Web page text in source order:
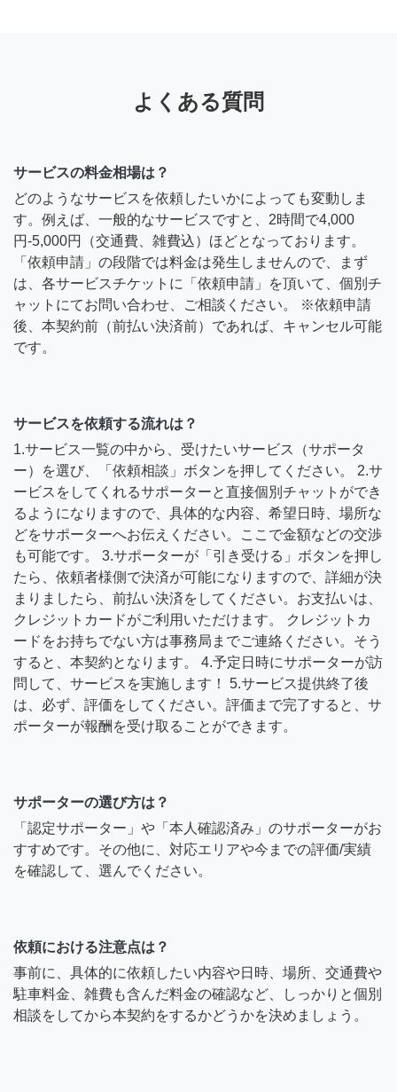
よくある質問
サービスの料金相場は？
どのようなサービスを依頼したいかによっても変動しま
す。例えば、一般的なサービスですと、2時間で4,000
円-5,000円（交通費、雑費込）ほどとなっております。
「依頼申請」の段階では料金は発生しませんので、まず
は、各サービスチケットに「依頼申請」を頂いて、個別チ
ャットにてお問い合わせ、ご相談ください。 ※依頼申請
後、本契約前（前払い決済前）であれば、キャンセル可能
です。
サービスを依頼する流れは？
1.サービス一覧の中から、受けたいサービス（サポータ
ー）を選び、「依頼相談」ボタンを押してください。 2.サ
ービスをしてくれるサポーターと直接個別チャットができ
るようになりますので、具体的な内容、希望日時、場所な
どをサポーターへお伝えください。ここで金額などの交渉
も可能です。 3.サポーターが「引き受ける」ボタンを押し
たら、依頼者様側で決済が可能になりますので、詳細が決
まりましたら、前払い決済をしてください。お支払いは、
クレジットカードがご利用いただけます。 クレジットカ
ードをお持ちでない方は事務局までご連絡ください。そう
すると、本契約となります。 4.予定日時にサポーターが訪
問して、サービスを実施します！ 5.サービス提供終了後
は、必ず、評価をしてください。評価まで完了すると、サ
ポーターが報酬を受け取ることができます。
サポーターの選び方は？
「認定サポーター」や「本人確認済み」のサポーターがお
すすめです。その他に、対応エリアや今までの評価/実績
を確認して、選んでください。
依頼における注意点は？
事前に、具体的に依頼したい内容や日時、場所、交通費や
駐車料金、雑費も含んだ料金の確認など、しっかりと個別
相談をしてから本契約をするかどうかを決めましょう。